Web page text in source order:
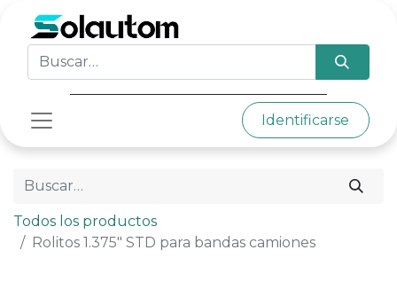
Identificarse
Todos los productos
Rolitos 1.375" STD para bandas camiones